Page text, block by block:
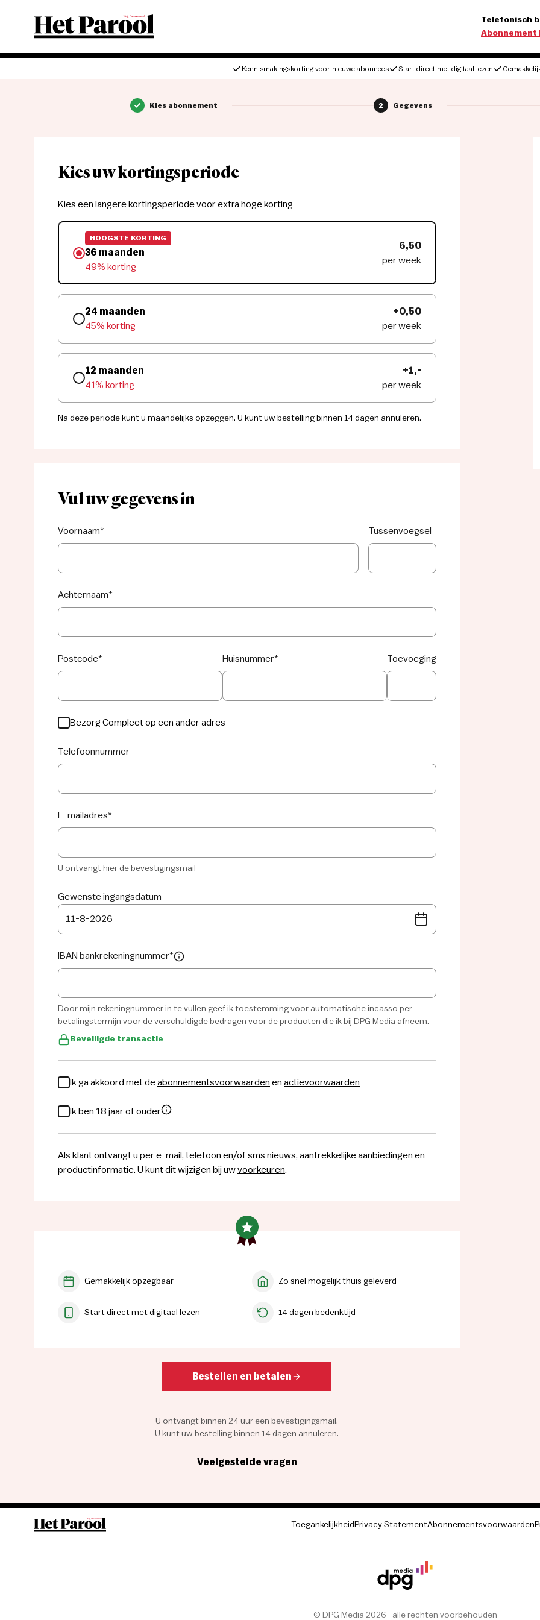
Telefonisch
Abonnement
Kennismakingskorting voor nieuwe abonnees Start direct met digitaal lezen
Kies abonnement 2 Gegevens
Kies uw kortingsperiode
Kies een langere kortingsperiode voor extra hoge korting
HOOGSTE KORTING
36 maanden
49% korting
6,50
per week
24 maanden
45% korting
+0,50
per week
12 maanden
41% korting
+1,-
per week
Na deze periode kunt u maandelijks opzeggen. U kunt uw bestelling binnen 14 dagen annuleren.
Vul uw gegevens in
Voornaam* Tussenvoegsel
Achternaam*
Postcode* Huisnummer* Toevoeging
Bezorg Compleet op een ander adres
Telefoonnummer
E-mailadres*
U ontvangt hier de bevestigingsmail
Gewenste ingangsdatum
11 -8-2026
IBAN bankrekeningnummer*
Door mijn rekeningnummer in te vullen geef ik toestemming voor automatische incasso per
betalingstermijn voor de verschuldigde bedragen voor de producten die ik bij DPG Media afneem.
Beveiligde transactie
Ik ga akkoord met deabonnementsvoorwaarden en actievoorwaarden
Ik ben 18 jaar of ouder
Als klant ontvangt u per e-mail, telefoon en/of sms nieuws, aantrekkelijke aanbiedingen en
productinformatie. U kunt dit wijzigen bij uwvoorkeuren.
Gemakkelijk opzegbaar Zo snel mogelijk thuis geleverd
Start direct met digitaal lezen 14 dagen bedenktijd
Bestellen en betalen
U ontvangt binnen 24 uur een bevestigingsmail.
U kunt uw bestelling binnen 14 dagen annuleren.
Veelgestelde vragen
Toegankelijkheid Privacy StatementAbonnementsvoorwaarden
© DPG Media 2026 - alle rechten voorbehouden